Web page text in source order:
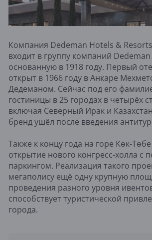
Компания Dedeman Hotels &
входит в группу компаний
основанную в 1918 году. Первый
открыт в 1966 году в Анкаре
Дедеманом. Сейчас под его
гостиницы в 25 городах в четырёх
включая Северный Ирак и
бренд ушёл после введения
Также к концу года на горе Көк-
открытие нового конгресс-холла с
паркингом. Реализация такого
мегаполису ещё одну крупную
проведения разного уровня
способствует туристической
города.